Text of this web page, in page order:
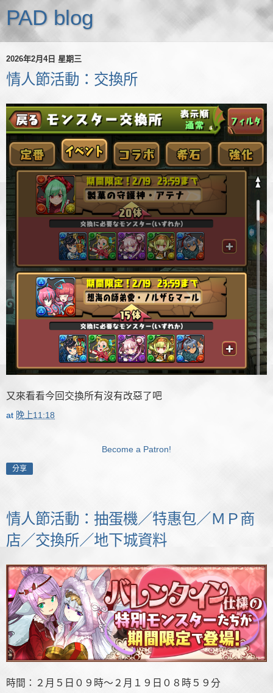
PAD blog
2026年2月4日 星期三
情人節活動：交換所
又來看看今回交換所有沒有改惡了吧
at 晚上11:18
Become a Patron!
分享
情人節活動：抽蛋機／特惠包／ＭＰ商
店／交換所／地下城資料
時間：２月５日０９時～２月１９日０８時５９分